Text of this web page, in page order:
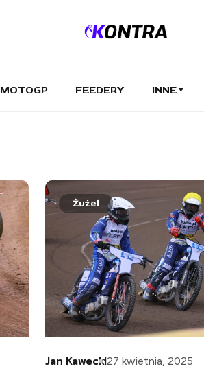
MOTOGP FEEDERY INNE
Żużel
Jan Kawecki27 kwietnia, 2025